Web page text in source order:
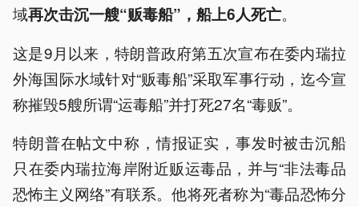
域再次击沉一艘“贩毒船”，船上6人死亡。
这是9月以来，特朗普政府第五次宣布在委内瑞拉
外海国际水域针对“贩毒船”采取军事行动，迄今宣
称摧毁5艘所谓“运毒船”并打死27名“毒贩”。
特朗普在帖文中称，情报证实，事发时被击沉船
只在委内瑞拉海岸附近贩运毒品，并与“非法毒品
恐怖主义网络”有联系。他将死者称为“毒品恐怖分